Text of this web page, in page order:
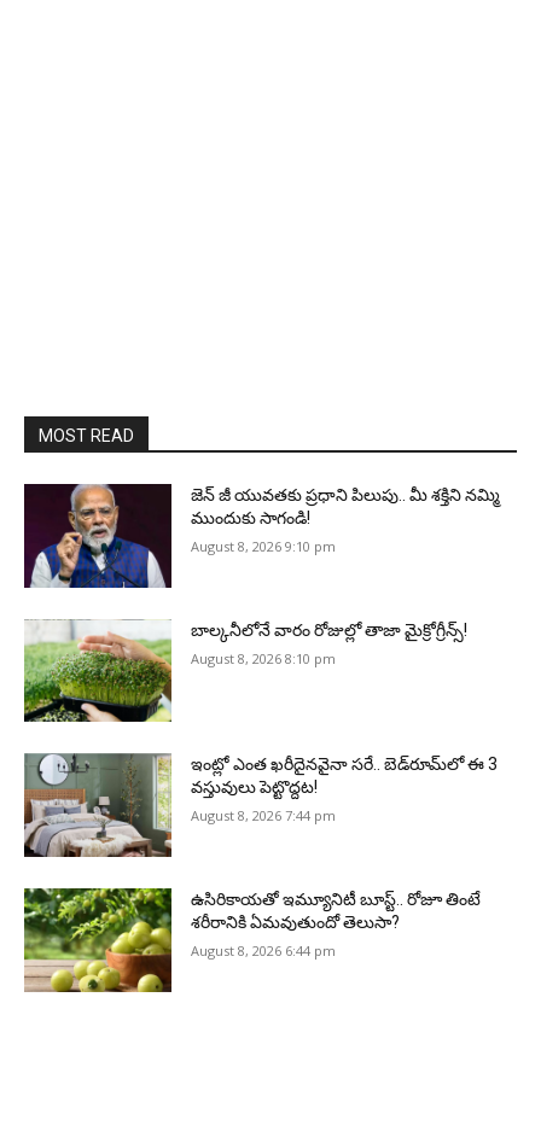
MOST READ
జెన్‌ జీ యువతకు ప్రధాని పిలుపు.. మీ శక్తిని నమ్మి
ముందుకు సాగండి!
August 8, 2026 9:10 pm
బాల్కనీలోనే వారం రోజుల్లో తాజా మైక్రోగ్రీన్స్‌!
August 8, 2026 8:10 pm
ఇంట్లో ఎంత ఖరీదైనవైనా సరే.. బెడ్‌రూమ్‌లో ఈ 3
వస్తువులు పెట్టొద్దట!
August 8, 2026 7:44 pm
ఉసిరికాయతో ఇమ్యూనిటీ బూస్ట్‌.. రోజూ తింటే
శరీరానికి ఏమవుతుందో తెలుసా?
August 8, 2026 6:44 pm